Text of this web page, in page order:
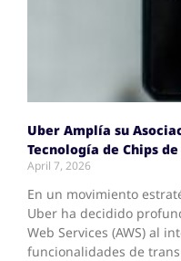
Uber Amplía su
Tecnología de Chips
April 7, 2026
En un movimiento
Uber ha decidido
Web Services (AWS) al
funcionalidades de